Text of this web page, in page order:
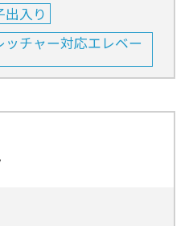
出入り
ッチャー対応エレベー